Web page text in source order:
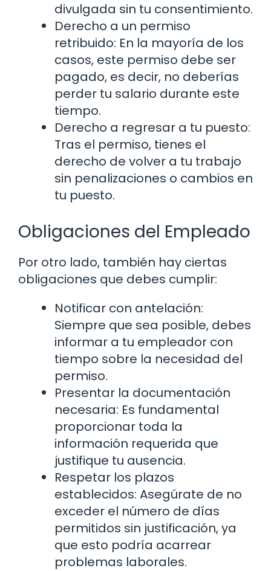
divulgada sin tu consentimiento.
Derecho a un permiso
retribuido: En la mayoría de los
casos, este permiso debe ser
pagado, es decir, no deberías
perder tu salario durante este
tiempo.
Derecho a regresar a tu puesto:
Tras el permiso, tienes el
derecho de volver a tu trabajo
sin penalizaciones o cambios en
tu puesto.
Obligaciones del Empleado
Por otro lado, también hay ciertas
obligaciones que debes cumplir:
Notificar con antelación:
Siempre que sea posible, debes
informar a tu empleador con
tiempo sobre la necesidad del
permiso.
Presentar la documentación
necesaria: Es fundamental
proporcionar toda la
información requerida que
justifique tu ausencia.
Respetar los plazos
establecidos: Asegúrate de no
exceder el número de días
permitidos sin justificación, ya
que esto podría acarrear
problemas laborales.